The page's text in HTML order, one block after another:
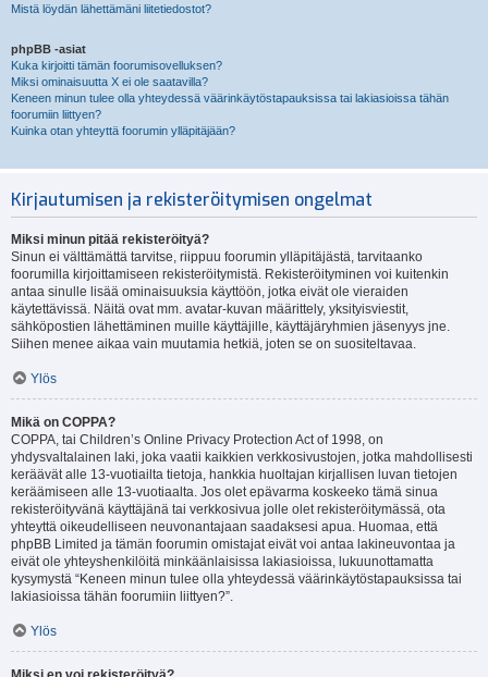
Mistä löydän lähettämäni liitetiedostot?
phpBB -asiat
Kuka kirjoitti tämän foorumisovelluksen?
Miksi ominaisuutta X ei ole saatavilla?
Keneen minun tulee olla yhteydessä väärinkäytöstapauksissa tai lakiasioissa tähän
foorumiin liittyen?
Kuinka otan yhteyttä foorumin ylläpitäjään?
Kirjautumisen ja rekisteröitymisen ongelmat
Miksi minun pitää rekisteröityä?
Sinun ei välttämättä tarvitse, riippuu foorumin ylläpitäjästä, tarvitaanko
foorumilla kirjoittamiseen rekisteröitymistä. Rekisteröityminen voi kuitenkin
antaa sinulle lisää ominaisuuksia käyttöön, jotka eivät ole vieraiden
käytettävissä. Näitä ovat mm. avatar-kuvan määrittely, yksityisviestit,
sähköpostien lähettäminen muille käyttäjille, käyttäjäryhmien jäsenyys jne.
Siihen menee aikaa vain muutamia hetkiä, joten se on suositeltavaa.
Ylös
Mikä on COPPA?
COPPA, tai Children’s Online Privacy Protection Act of 1998, on
yhdysvaltalainen laki, joka vaatii kaikkien verkkosivustojen, jotka mahdollisesti
keräävät alle 13-vuotiailta tietoja, hankkia huoltajan kirjallisen luvan tietojen
keräämiseen alle 13-vuotiaalta. Jos olet epävarma koskeeko tämä sinua
rekisteröityvänä käyttäjänä tai verkkosivua jolle olet rekisteröitymässä, ota
yhteyttä oikeudelliseen neuvonantajaan saadaksesi apua. Huomaa, että
phpBB Limited ja tämän foorumin omistajat eivät voi antaa lakineuvontaa ja
eivät ole yhteyshenkilöitä minkäänlaisissa lakiasioissa, lukuunottamatta
kysymystä “Keneen minun tulee olla yhteydessä väärinkäytöstapauksissa tai
lakiasioissa tähän foorumiin liittyen?”.
Ylös